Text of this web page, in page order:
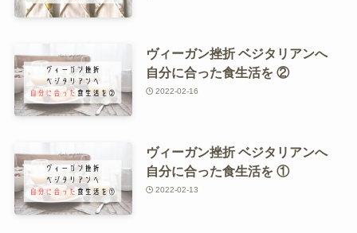
ヴィーガン挫折 ベジタリアンへ
自分に合った食生活を ②
2022-02-16
ヴィーガン挫折 ベジタリアンへ
自分に合った食生活を ①
2022-02-13